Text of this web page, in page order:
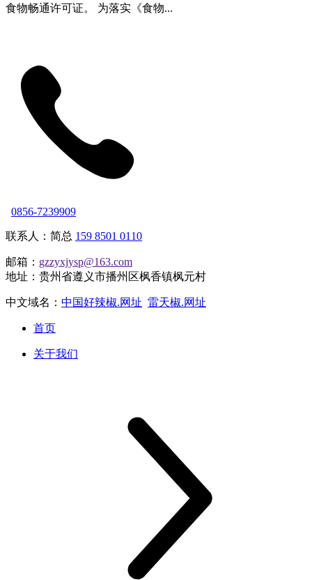
食物畅通许可证。 为落实《食物...
0856-7239909
联系人：简总 159 8501 0110
邮箱： gzzyxjysp@163.com
地址：贵州省遵义市播州区枫香镇枫元村
中文域名： 中国好辣椒.网址 雷天椒.网址
首页
关于我们